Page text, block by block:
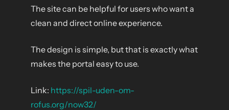
The site can be helpful for users who want a
clean and direct online experience.
The design is simple, but that is exactly what
makes the portal easy to use.
Link: https://spil-uden-om-
rofus.org/now32/